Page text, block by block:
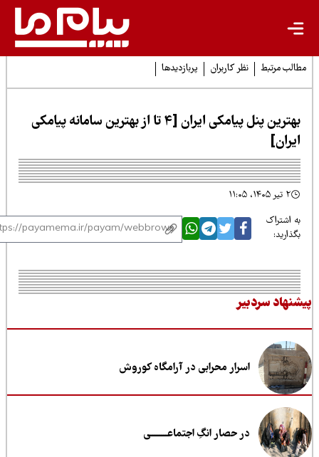
مرتبط نظر کاربران پربازدیدها
بهترین پنل پیامکی ایران [4 تا از بهترین سامانه پیامکی
اشتراک
سردبیر
اسرار محرابی در آرامگاه کوروش
در حصار انگِ اجتماعــــــــی